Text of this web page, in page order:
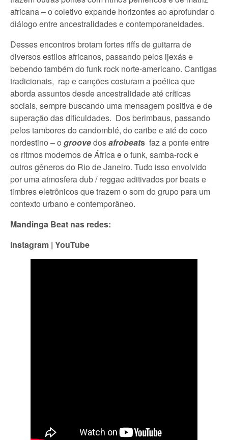
africana – o coletivo expande horizontes ao aprofundar o
diálogo entre ancestralidades e contemporaneidades.
Desses encontros brotam fortes riffs de guitarra de
diversos estilos africanos, passando pelos ijexás e
bebendo também do funk rock norte-americano. Cantigas
tradicionais, rap e canções costuram a poética que
aborda assuntos desde ancestralidade até críticas
sociais, sempre buscando uma mensagem positiva e de
superação das dificuldades. Dos berimbaus, passando
pelos tambores do candomblé, do caribe e até do coco
nordestino – o groovedosafrobeats faz a ponte entre
os ritmos modernos de África e o funk, samba-rock e
outros gêneros do Rio de Janeiro. Tudo isso envolvido
por uma atmosfera dub / reggae aditivados por beats e
timbres eletrônicos que trazem o som do grupo para um
contexto urbano e contemporâneo.
Mandinga Beat nas redes:
Instagram | YouTube